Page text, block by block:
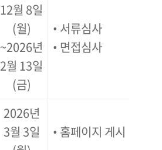
12월 8일
(월)
~2026년
2월 13일
(금)
• 서류심사
• 면접심사
2026년
3월 3일
• 홈페이지 게시 및 개